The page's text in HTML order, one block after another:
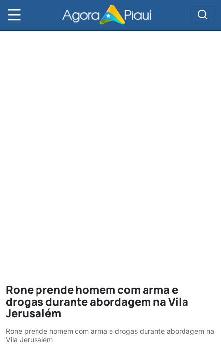
Rone prende homem com arma e
drogas durante abordagem na Vila
Jerusalém
Rone prende homem com arma e drogas durante abordagem na
Vila Jerusalém